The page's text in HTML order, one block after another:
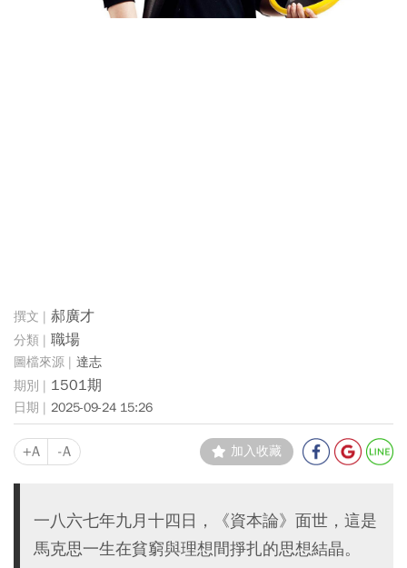
郝廣才
職場
達志
1501期
2025-09-24 15:26
+A -A 加入收藏
一八六七年九月十四日，《資本論》面世，這是
馬克思一生在貧窮與理想間掙扎的思想結晶。